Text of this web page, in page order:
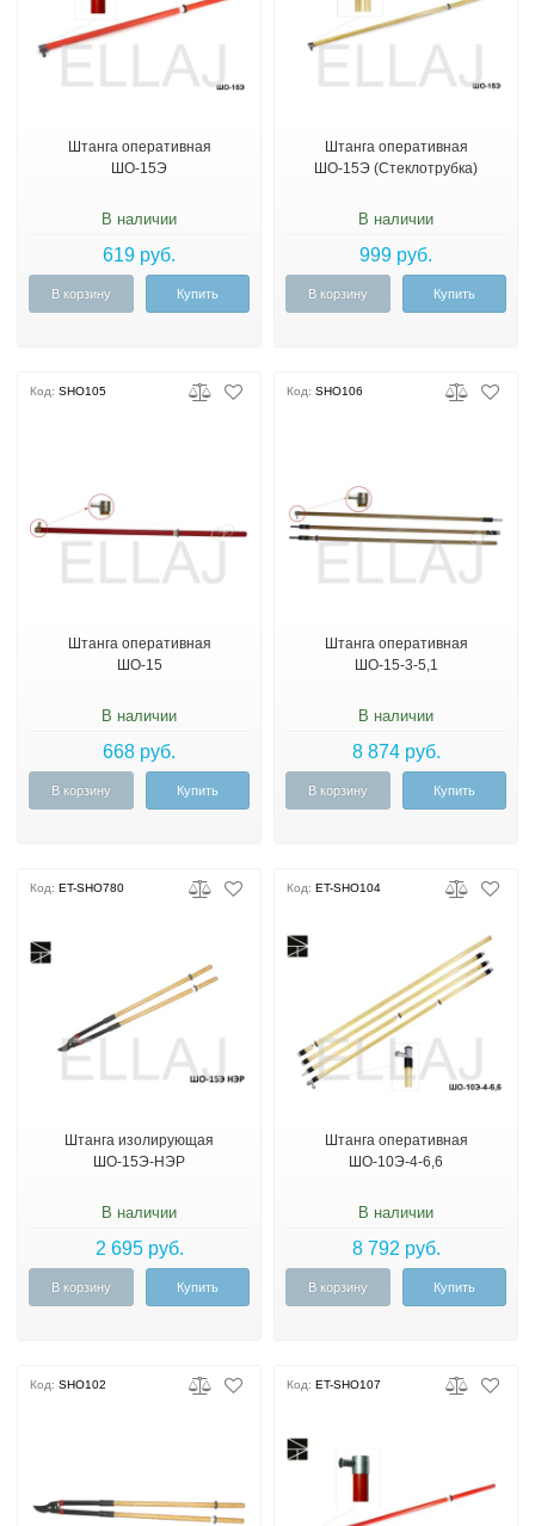
Штанга оперативная
ШО-15Э
В наличии
619 руб.
В корзину Купить
Штанга оперативная
ШО-15Э (Стеклотрубка)
В наличии
999 руб.
В корзину Купить
Код: SHO105
Штанга оперативная
ШО-15
В наличии
668 руб.
В корзину Купить
Код: SHO106
Штанга оперативная
ШО-15-3-5,1
В наличии
8 874 руб.
В корзину Купить
Код: ET-SHO780
Штанга изолирующая
ШО-15Э-НЭР
В наличии
2 695 руб.
В корзину Купить
Код: ET-SHO104
Штанга оперативная
ШО-10Э-4-6,6
В наличии
8 792 руб.
В корзину Купить
Код: SHO102 Код: ET-SHO107